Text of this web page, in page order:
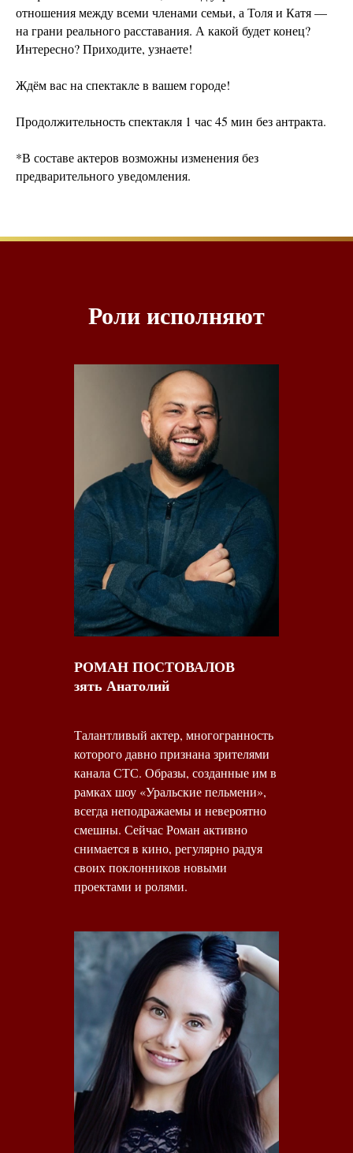
отношения между всеми членами семьи, а Толя и Катя —
на грани реального расставания. А какой будет конец?
Интересно? Приходите, узнаете!
Ждём вас на спектаклe в вашем городе!
Продолжительность спектакля 1 час 45 мин без антракта.
*В составе актеров возможны изменения без
предварительного уведомления.
Роли исполняют
РОМАН ПОСТОВАЛОВ
зять Анатолий
Талантливый актер, многогранность
которого давно признана зрителями
канала СТС. Образы, созданные им в
рамках шоу «Уральские пельмени»,
всегда неподражаемы и невероятно
смешны. Сейчас Роман активно
снимается в кино, регулярно радуя
своих поклонников новыми
проектами и ролями.